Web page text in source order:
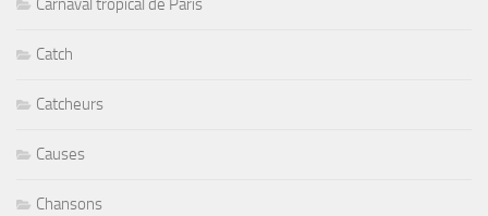
Carnaval tropical de Paris
Catch
Catcheurs
Causes
Chansons